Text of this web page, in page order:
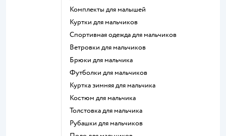
Комплекты для малышей
Куртки для мальчиков
Спортивная одежда для мальчиков
Ветровки для мальчиков
Брюки для мальчика
Футболки для мальчиков
Куртка зимняя для мальчика
Костюм для мальчика
Толстовка для мальчика
Рубашки для мальчиков